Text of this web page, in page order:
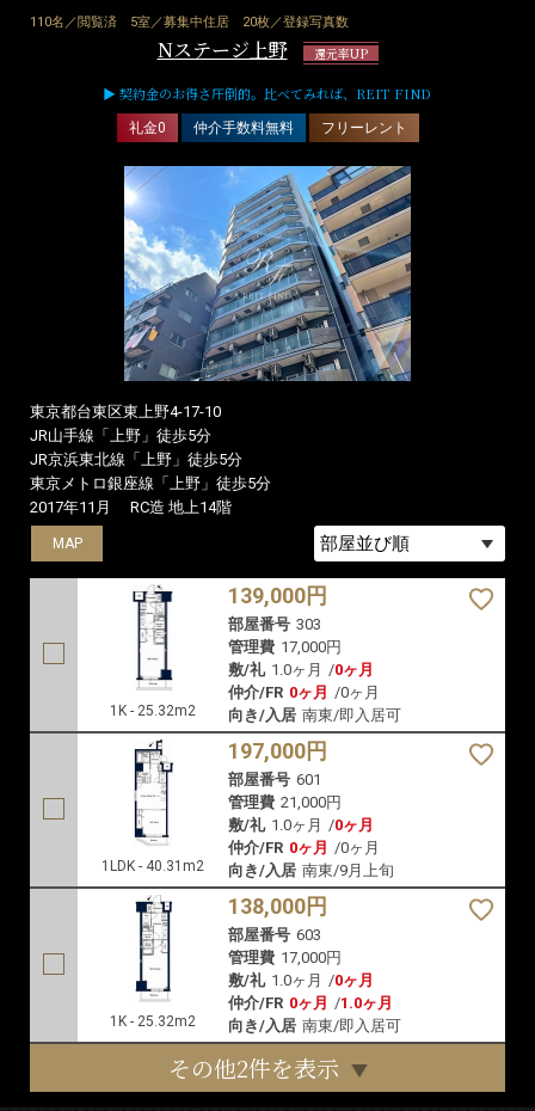
110名／閲覧済 5室／募集中住居 20枚／登録写真数
Nステージ上野 還元率UP
▶ 契約金のお得さ圧倒的。比べてみれば、REIT FIND
礼金0 仲介手数料無料 フリーレント
東京都台東区東上野4-17-10
JR山手線「上野」徒歩5分
JR京浜東北線「上野」徒歩5分
東京メトロ銀座線「上野」徒歩5分
2017年11月
RC造 地上14階
MAP
1K - 25.32m2
139,000円
部屋番号 303
管理費 17,000円
敷/礼 1.0ヶ月 /0ヶ月
仲介/FR 0ヶ月 /0ヶ月
向き/入居 南東/即入居可
MAP
1LDK - 40.31m2
197,000円
部屋番号 601
管理費 21,000円
敷/礼 1.0ヶ月 /0ヶ月
仲介/FR 0ヶ月 /0ヶ月
向き/入居 南東/9月上旬
MAP
1K - 25.32m2
138,000円
部屋番号 603
管理費 17,000円
敷/礼 1.0ヶ月 /0ヶ月
仲介/FR 0ヶ月 /1.0ヶ月
向き/入居 南東/即入居可
その他2件を表示